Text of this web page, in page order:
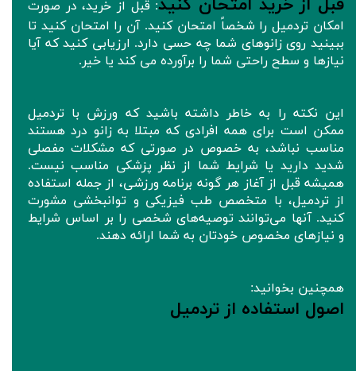
قبل از خرید امتحان کنید: قبل از خرید، در صورت
امکان تردمیل را شخصاً امتحان کنید. آن را امتحان کنید تا
ببینید روی زانوهای شما چه حسی دارد. ارزیابی کنید که آیا
نیازها و سطح راحتی شما را برآورده می کند یا خیر.
این نکته را به خاطر داشته باشید که ورزش با تردمیل
ممکن است برای همه افرادی که مبتلا به زانو درد هستند
مناسب نباشد، به خصوص در صورتی که مشکلات مفصلی
شدید دارید یا شرایط شما از نظر پزشکی مناسب نیست.
همیشه قبل از آغاز هر گونه برنامه ورزشی، از جمله استفاده
از تردمیل، با متخصص طب فیزیکی و توانبخشی مشورت
کنید. آنها می‌توانند توصیه‌های شخصی را بر اساس شرایط
و نیازهای مخصوص خودتان به شما ارائه دهند.
همچنین بخوانید:
اصول استفاده از تردمیل